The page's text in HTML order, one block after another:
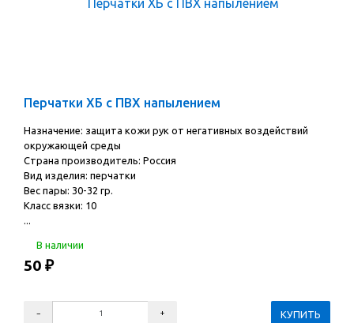
Перчатки ХБ с ПВХ напылением
Назначение: защита кожи рук от негативных воздействий
окружающей среды
Страна производитель: Россия
Вид изделия: перчатки
Вес пары: 30-32 гр.
Класс вязки: 10
...
В наличии
50 ₽